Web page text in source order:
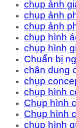
chụp ảnh
chụp ảnh
chụp ảnh
chụp hình
chụp hình
Chuẩn bị
chân dung
chụp
chụp hình
Chụp hình
Chụp hình
chụp hình